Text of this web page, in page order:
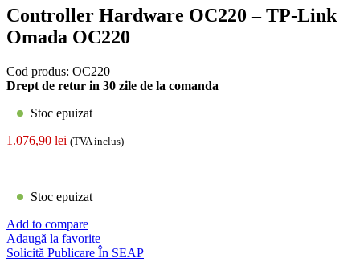
Controller Hardware OC220 – TP-Link
Omada OC220
Cod produs: OC220
Drept de retur in 30 zile de la comanda
Stoc epuizat
1.076,90 lei (TVA inclus)
Stoc epuizat
Add to compare
Adaugă la favorite
Solicită Publicare În SEAP